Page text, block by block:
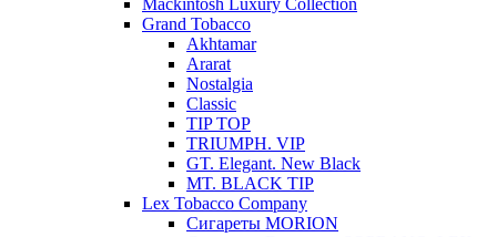
Mackintosh Luxury Collection
Grand Tobacco
Akhtamar
Ararat
Nostalgia
Classic
TIP TOP
TRIUMPH. VIP
GT. Elegant. New Black
MT. BLACK TIP
Lex Tobacco Company
Сигареты MORION